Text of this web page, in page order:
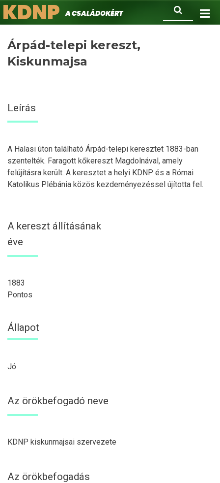
Ugrás
a
Keresés
KDNPA családokért.
Árpád-telepi kereszt,
Kiskunmajsa
Leírás
A Halasi úton található Árpád-telepi keresztet 1883-ban
szentelték. Faragott kőkereszt Magdolnával, amely
felújításra került. A keresztet a helyi KDNP és a Római
Katolikus Plébánia közös kezdeményezéssel újította fel.
A kereszt állításának
éve
1883
Pontos
Állapot
Jó
Az örökbefogadó neve
KDNP kiskunmajsai szervezete
Az örökbefogadás